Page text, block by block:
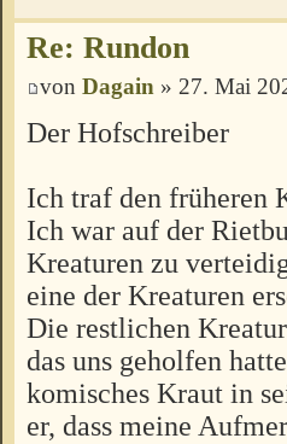
Re: Rundon
von Dagain » 27. Mai
Der Hofschreiber
Ich traf den früheren
Ich war auf der
Kreaturen zu
eine der Kreaturen
Die restlichen
das uns geholfen
komisches Kraut in
er, dass meine